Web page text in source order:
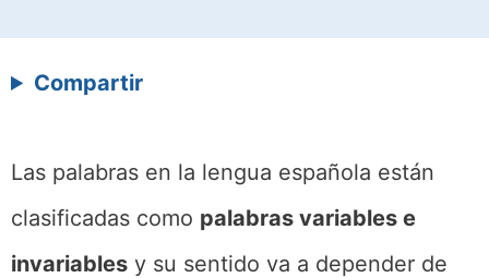
Compartir
Las palabras en la lengua española están
clasificadas como palabras variables e
invariables y su sentido va a depender de